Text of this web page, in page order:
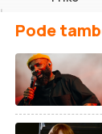
Pode